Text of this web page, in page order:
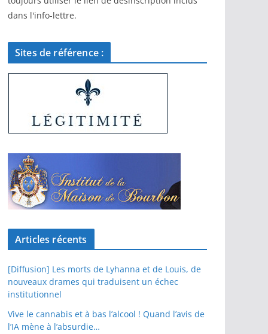
dans l'info-lettre.
Sites de référence :
Articles récents
[Diffusion] Les morts de Lyhanna et de Louis, de
nouveaux drames qui traduisent un échec
institutionnel
Vive le cannabis et à bas l’alcool ! Quand l’avis de
l’IA mène à l’absurdie…